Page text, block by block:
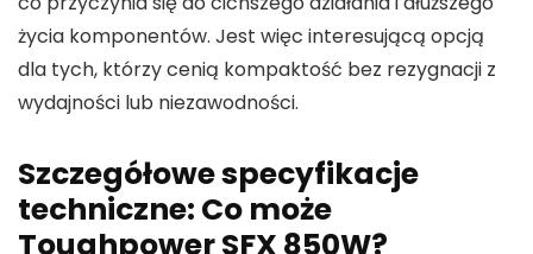
życia komponentów. Jest więc interesującą opcją
dla tych, którzy cenią kompaktość bez rezygnacji z
wydajności lub niezawodności.
Szczegółowe specyfikacje
techniczne: Co może
Toughpower SFX 850W?